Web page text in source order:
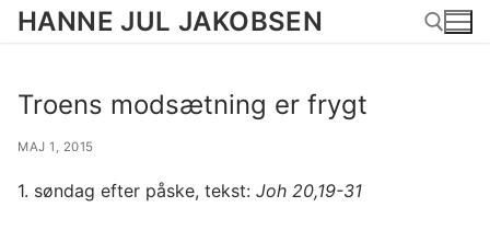
Spring
HANNE JUL JAKOBSEN
Troens modsætning er frygt
MAJ 1, 2015
1. søndag efter påske, tekst: Joh 20,19-31